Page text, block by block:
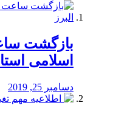
بازگشت
اسلامی
دسامبر 25, 2019